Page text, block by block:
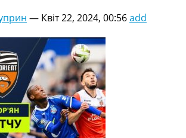
— Квіт 22, 2024, 00:56add